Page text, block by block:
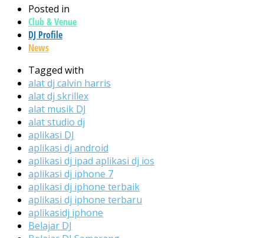
Posted in
Club & Venue
DJ Profile
News
Tagged with
alat dj calvin harris
alat dj skrillex
alat musik DJ
alat studio dj
aplikasi DJ
aplikasi dj android
aplikasi dj ipad aplikasi dj ios
aplikasi dj iphone 7
aplikasi dj iphone terbaik
aplikasi dj iphone terbaru
aplikasidj iphone
Belajar DJ